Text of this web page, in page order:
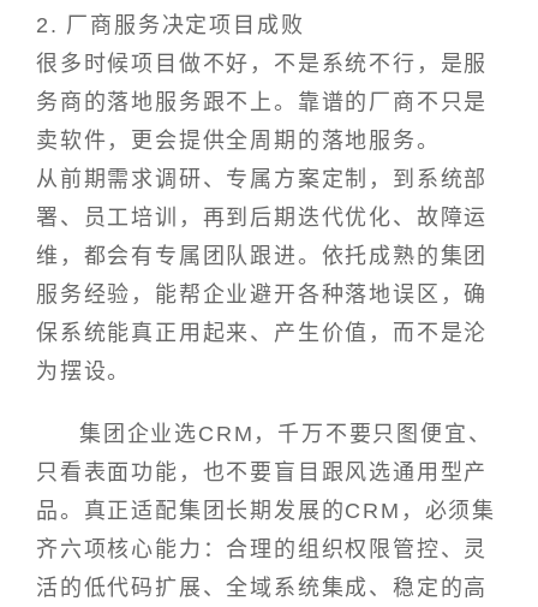
2. 厂商服务决定项目成败
很多时候项目做不好，不是系统不行，是服
务商的落地服务跟不上。靠谱的厂商不只是
卖软件，更会提供全周期的落地服务。
从前期需求调研、专属方案定制，到系统部
署、员工培训，再到后期迭代优化、故障运
维，都会有专属团队跟进。依托成熟的集团
服务经验，能帮企业避开各种落地误区，确
保系统能真正用起来、产生价值，而不是沦
为摆设。
集团企业选CRM，千万不要只图便宜、
只看表面功能，也不要盲目跟风选通用型产
品。真正适配集团长期发展的CRM，必须集
齐六项核心能力：合理的组织权限管控、灵
活的低代码扩展、全域系统集成、稳定的高